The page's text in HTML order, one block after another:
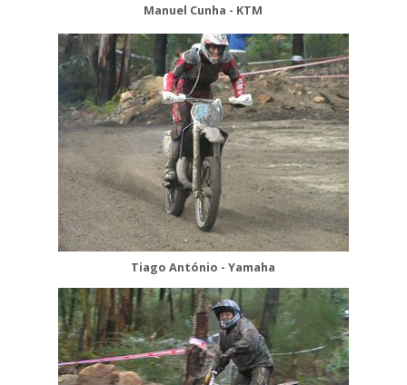
Manuel Cunha - KTM
Tiago António - Yamaha